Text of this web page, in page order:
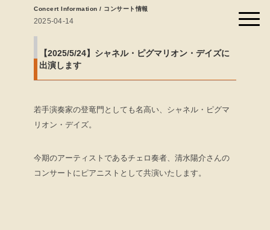
Concert Information / コンサート情報
2025-04-14
【2025/5/24】シャネル・ピグマリオン・デイズに
出演します
若手演奏家の登竜門としても名高い、シャネル・ピグマ
リオン・デイズ。
今期のアーティストであるチェロ奏者、清水陽介さんの
コンサートにピアニストとして共演いたします。